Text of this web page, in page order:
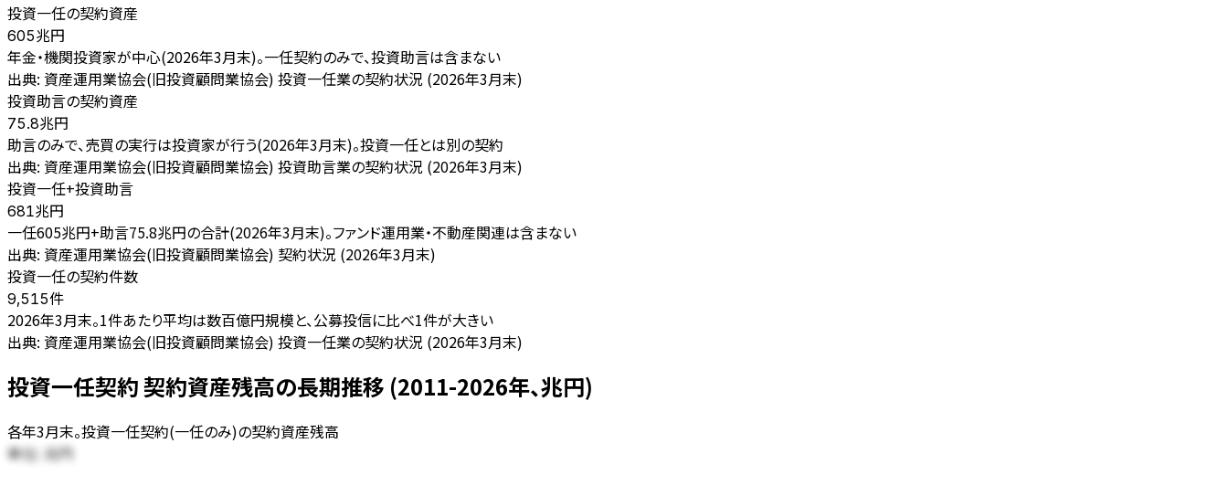
投資一任の契約資産
605兆円
年金・機関投資家が中心(2026年3月末)。一任契約のみで、投資助言は含まない
出典: 資産運用業協会(旧投資顧問業協会) 投資一任業の契約状況 (2026年3月末)
投資助言の契約資産
75.8兆円
助言のみで、売買の実行は投資家が行う(2026年3月末)。投資一任とは別の契約
出典: 資産運用業協会(旧投資顧問業協会) 投資助言業の契約状況 (2026年3月末)
投資一任+投資助言
681兆円
一任605兆円+助言75.8兆円の合計(2026年3月末)。ファンド運用業・不動産関連は含まない
出典: 資産運用業協会(旧投資顧問業協会) 契約状況 (2026年3月末)
投資一任の契約件数
9,515件
2026年3月末。1件あたり平均は数百億円規模と、公募投信に比べ1件が大きい
出典: 資産運用業協会(旧投資顧問業協会) 投資一任業の契約状況 (2026年3月末)
投資一任契約 契約資産残高の長期推移 (2011-2026年、兆円)
各年3月末。投資一任契約(一任のみ)の契約資産残高
単位: 兆円